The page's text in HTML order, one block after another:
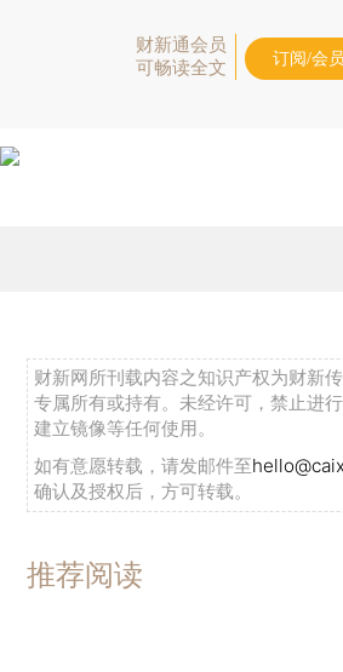
财新通会员
可畅读全文
订阅/会
财新网所刊载内容之知识产权为财新
专属所有或持有。未经许可，禁止进
建立镜像等任何使用。
如有意愿转载，请发邮件至
确认及授权后，方可转载。
推荐阅读